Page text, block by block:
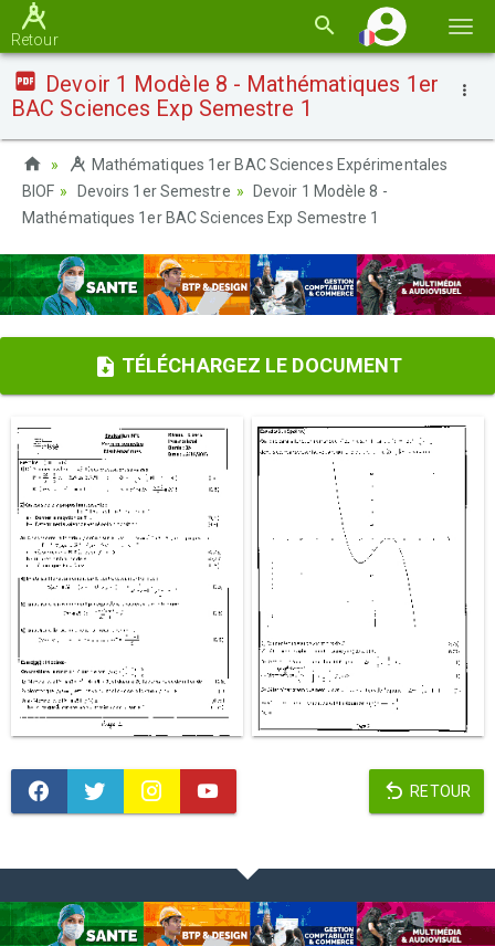
la
Retour
Devoir 1 Modèle 8 - Mathématiques 1er
BAC Sciences Exp Semestre 1
Mathématiques 1er BAC Sciences Expérimentales
BIOF
Devoirs 1er Semestre
Devoir 1 Modèle 8 -
Mathématiques 1er BAC Sciences Exp Semestre 1
TÉLÉCHARGEZ LE DOCUMENT
RETOUR